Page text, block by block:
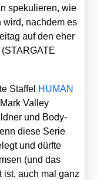
spe­ku­lie­ren, wie
wird, nach­dem es
auf den eher
Staf­fel HUMAN
Val­ley
und Body­
die­se Serie
und dürf­te
(und das
ist, auch mal ganz